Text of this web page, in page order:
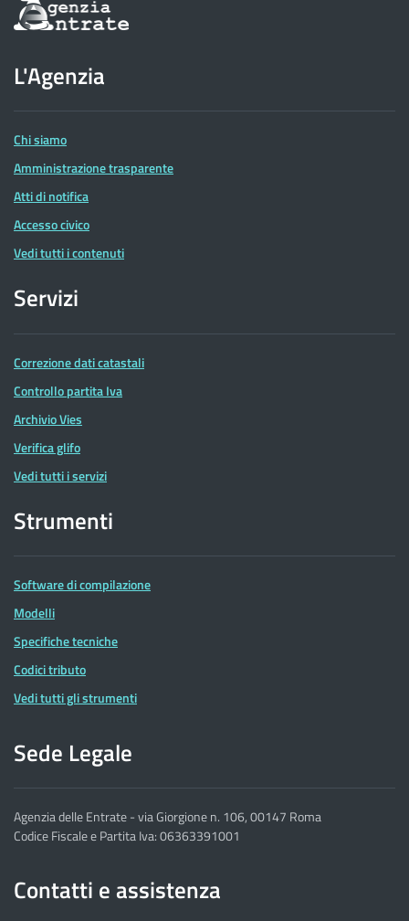
sul
dell'Agenzia
delle
Entrate
L'Agenzia
Chi siamo
Amministrazione trasparente
Atti di notifica
Accesso civico
Vedi tutti i contenuti
Servizi
Correzione dati catastali
Controllo partita Iva
Archivio Vies
Verifica glifo
Vedi tutti i servizi
Strumenti
Software di compilazione
Modelli
Specifiche tecniche
Codici tributo
Vedi tutti gli strumenti
Sede Legale
Agenzia delle Entrate - via Giorgione n. 106, 00147 Roma
Codice Fiscale e Partita Iva: 06363391001
Contatti e assistenza